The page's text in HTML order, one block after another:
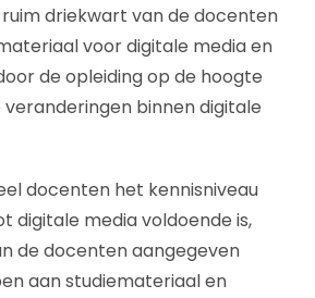
ruim driekwart van de docenten
voor digitale media en
de opleiding op de hoogte
veranderingen binnen digitale
docenten het kennisniveau
digitale media voldoende is,
de docenten aangegeven
aan studiemateriaal en